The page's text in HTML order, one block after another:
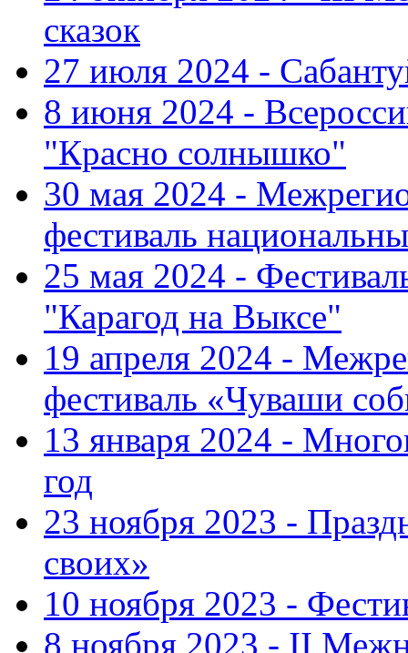
сказок
27 июля 2024 -
8 июня 2024 -
"Красно солнышко"
30 мая 2024 -
фестиваль
25 мая 2024 -
"Карагод на Выксе"
19 апреля 2024 -
фестиваль «Чуваши
13 января 2024 -
год
23 ноября 2023 -
своих»
10 ноября 2023 -
8 ноября 2023 - II